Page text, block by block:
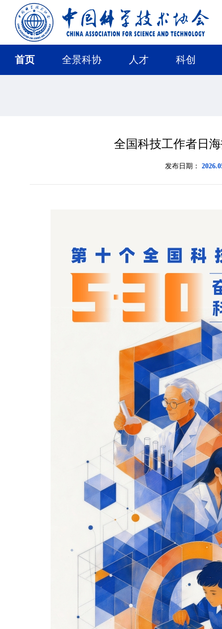
首页 全景科协 人才 科创
全国科技工作者日
发布日期：